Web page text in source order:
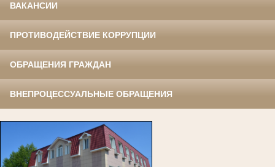
ВАКАНСИИ
ПРОТИВОДЕЙСТВИЕ КОРРУПЦИИ
ОБРАЩЕНИЯ ГРАЖДАН
ВНЕПРОЦЕССУАЛЬНЫЕ ОБРАЩЕНИЯ